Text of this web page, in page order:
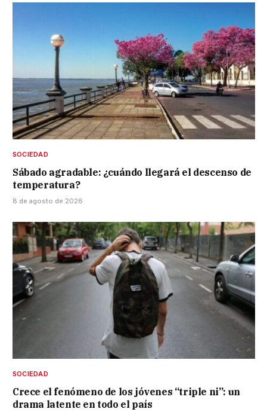
SOCIEDAD
Sábado agradable: ¿cuándo llegará el descenso de
temperatura?
8 de agosto de 2026
SOCIEDAD
Crece el fenómeno de los jóvenes “triple ni”: un
drama latente en todo el país